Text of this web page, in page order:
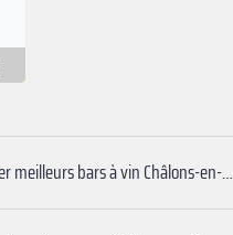
Réserver meilleurs bars à vin Châlons-en-Champagne